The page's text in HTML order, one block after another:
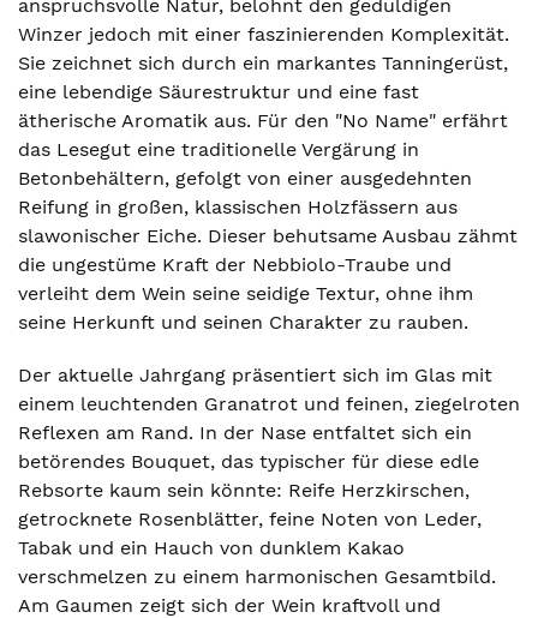
anspruchsvolle Natur, belohnt den geduldigen
Winzer jedoch mit einer faszinierenden Komplexität.
Sie zeichnet sich durch ein markantes Tanningerüst,
eine lebendige Säurestruktur und eine fast
ätherische Aromatik aus. Für den "No Name" erfährt
das Lesegut eine traditionelle Vergärung in
Betonbehältern, gefolgt von einer ausgedehnten
Reifung in großen, klassischen Holzfässern aus
slawonischer Eiche. Dieser behutsame Ausbau zähmt
die ungestüme Kraft der Nebbiolo-Traube und
verleiht dem Wein seine seidige Textur, ohne ihm
seine Herkunft und seinen Charakter zu rauben.
Der aktuelle Jahrgang präsentiert sich im Glas mit
einem leuchtenden Granatrot und feinen, ziegelroten
Reflexen am Rand. In der Nase entfaltet sich ein
betörendes Bouquet, das typischer für diese edle
Rebsorte kaum sein könnte: Reife Herzkirschen,
getrocknete Rosenblätter, feine Noten von Leder,
Tabak und ein Hauch von dunklem Kakao
verschmelzen zu einem harmonischen Gesamtbild.
Am Gaumen zeigt sich der Wein kraftvoll und